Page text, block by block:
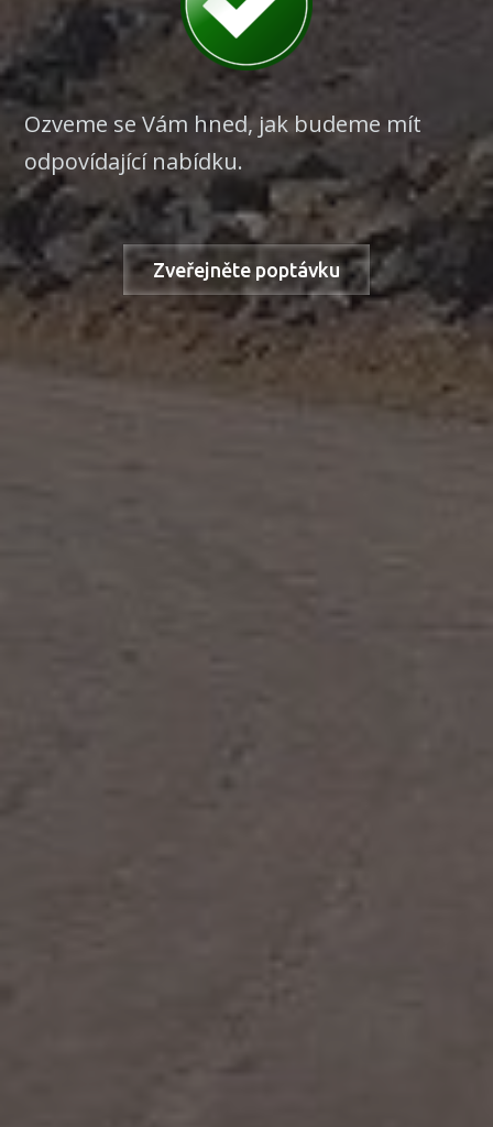
Ozveme se Vám hned, jak budeme mít
odpovídající nabídku.
Zveřejněte poptávku